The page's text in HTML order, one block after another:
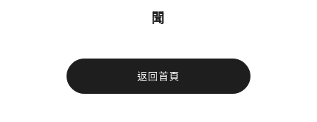
聞
返回首頁
今日熱門
今日熱門